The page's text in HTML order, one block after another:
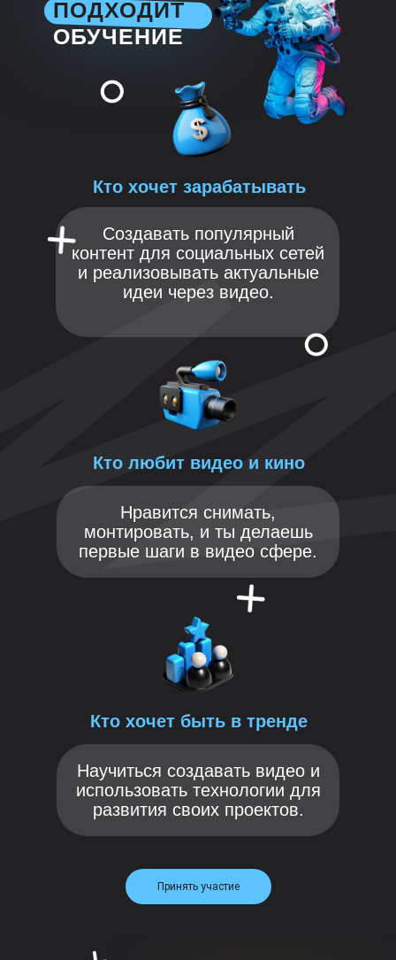
Научиться создавать видео и
использовать технологии для
развития своих проектов.
Кто хочет быть в тренде
Нравится снимать,
монтировать, и ты делаешь
первые шаги в видео сфере.
Кто любит видео и кино
Создавать популярный
контент для социальных сетей
и реализовывать актуальные
идеи через видео.
Кто хочет зарабатывать
ПОДХОДИТ
ОБУЧЕНИЕ
Принять участие